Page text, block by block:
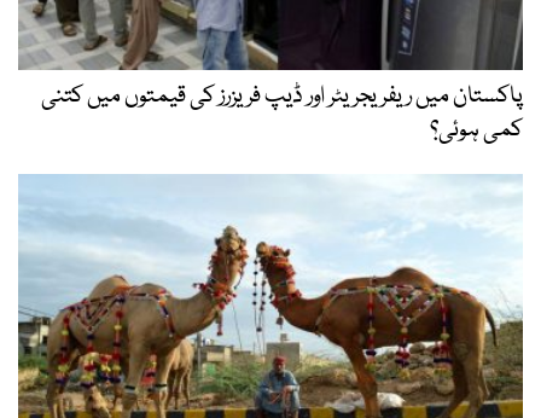
پاکستان میں ریفریجریٹر اور ڈیپ فریزرز کی قیمتوں میں کتنی
کمی ہوئی؟